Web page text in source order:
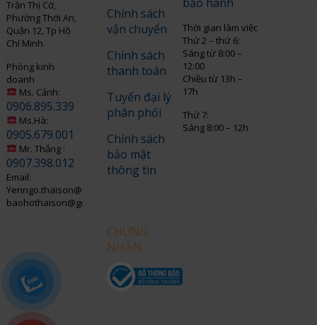
Trần Thị Cờ,
Phường Thới An,
Quận 12, Tp Hồ
Chí Minh
Phòng kinh
doanh
Ms. Cảnh:
0906.895.339
Ms.Hà:
0905.679.001
Mr. Thắng :
0907.398.012
Email:
Yenngo.thaison@gmail.com
baohothaison@gmail.com
Chính sách
vận chuyển
Chính sách
thanh toán
Tuyển đại lý
phân phối
Chính sách
bảo mật
thông tin
CHỨNG
NHẬN
Thời gian làm việc
Thứ 2 – thứ 6:
Sáng từ 8:00 –
12:00
Chiều từ 13h –
17h
Thứ 7:
Sáng 8:00 – 12h